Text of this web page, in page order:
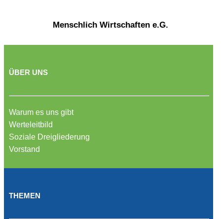
Menschlich Wirtschaften e.G.
ÜBER UNS
Warum es uns gibt
Werteleitbild
Soziale Dreigliederung
Vorstand
THEMEN